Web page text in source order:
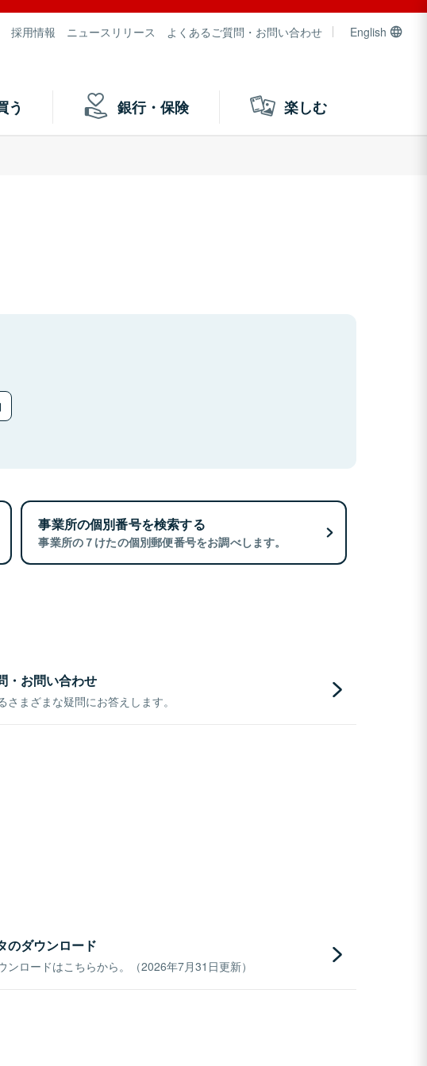
採用情報 ニュースリリース よくあるご質問・お問い合わせ English
う 銀行・保険 楽しむ
事業所の個別番号を検索する
事業所の７けたの個別郵便番号をお調べします。
・お問い合わせ
さまざまな疑問にお答えします。
のダウンロード
ンロードはこちらから。（2026年7月31日更新）